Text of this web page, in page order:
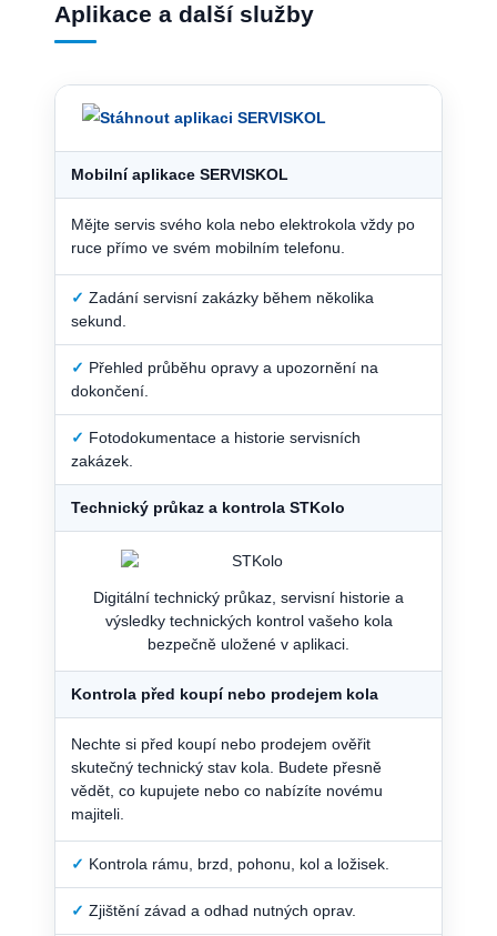
Aplikace a další služby
Mobilní aplikace SERVISKOL
Mějte servis svého kola nebo elektrokola vždy po
ruce přímo ve svém mobilním telefonu.
✓ Zadání servisní zakázky během několika
sekund.
✓ Přehled průběhu opravy a upozornění na
dokončení.
✓ Fotodokumentace a historie servisních
zakázek.
Technický průkaz a kontrola STKolo
Digitální technický průkaz, servisní historie a
výsledky technických kontrol vašeho kola
bezpečně uložené v aplikaci.
Kontrola před koupí nebo prodejem kola
Nechte si před koupí nebo prodejem ověřit
skutečný technický stav kola. Budete přesně
vědět, co kupujete nebo co nabízíte novému
majiteli.
✓ Kontrola rámu, brzd, pohonu, kol a ložisek.
✓ Zjištění závad a odhad nutných oprav.